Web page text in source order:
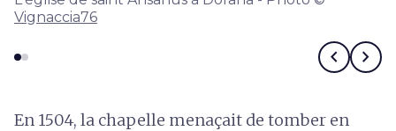
Vignaccia76
chevron_left chevron_right
En 1504, la chapelle menaçait de tomber en